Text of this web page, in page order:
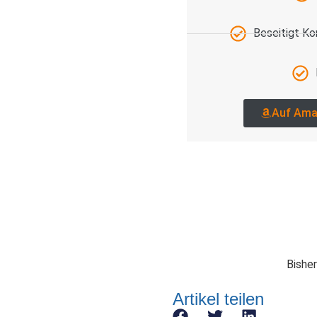
Beseitigt
Auf
Artikel teilen